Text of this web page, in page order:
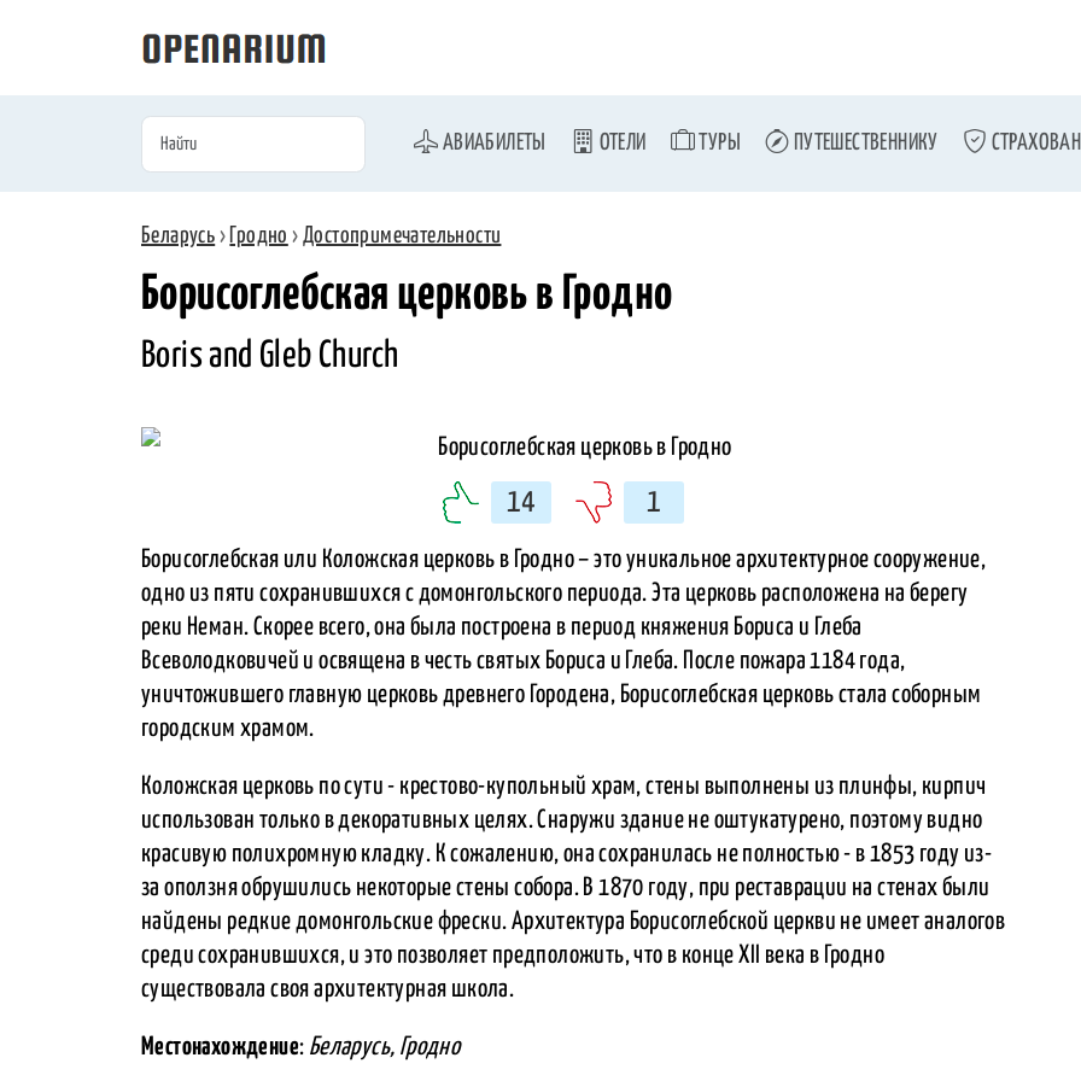
АВИАБИЛЕТЫ ОТЕЛИ ТУРЫ ПУТЕШЕСТВЕННИКУ
Беларусь › Гродно ›Достопримечательности
Борисоглебская церковь в Гродно
Boris and Gleb Church
14 1
Борисоглебская или Коложская церковь в Гродно – это уникальное архитектурное сооружение,
одно из пяти сохранившихся с домонгольского периода. Эта церковь расположена на берегу
реки Неман. Скорее всего, она была построена в период княжения Бориса и Глеба
Всеволодковичей и освящена в честь святых Бориса и Глеба. После пожара 1184 года,
уничтожившего главную церковь древнего Городена, Борисоглебская церковь стала соборным
городским храмом.
Коложская церковь по сути - крестово-купольный храм, стены выполнены из плинфы, кирпич
использован только в декоративных целях. Снаружи здание не оштукатурено, поэтому видно
красивую полихромную кладку. К сожалению, она сохранилась не полностью - в 1853 году из-
за оползня обрушились некоторые стены собора. В 1870 году, при реставрации на стенах были
найдены редкие домонгольские фрески. Архитектура Борисоглебской церкви не имеет аналогов
среди сохранившихся, и это позволяет предположить, что в конце XII века в Гродно
существовала своя архитектурная школа.
Местонахождение: Беларусь, Гродно